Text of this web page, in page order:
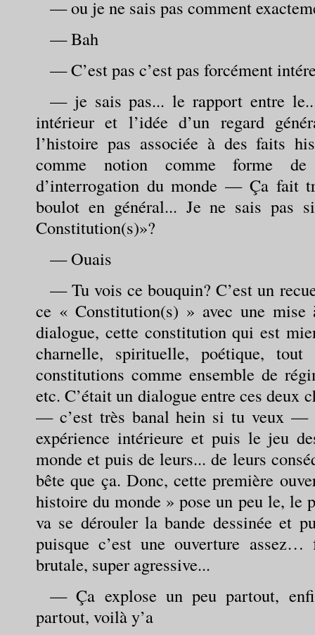
— ou je ne sais pas comment
— Bah
— C’est pas c’est pas forcément
— je sais pas... le rapport entre
intérieur et l’idée d’un regard
l’histoire pas associée à des faits
comme notion comme forme
d’interrogation du monde — Ça fait
boulot en général... Je ne sais pas
Constitution(s)»?
— Ouais
— Tu vois ce bouquin? C’est un
ce « Constitution(s) » avec une
dialogue, cette constitution qui est
charnelle, spirituelle, poétique,
constitutions comme ensemble de
etc. C’était un dialogue entre ces deux
— c’est très banal hein si tu veux —
expérience intérieure et puis le jeu
monde et puis de leurs... de leurs
bête que ça. Donc, cette première
histoire du monde » pose un peu le, le
va se dérouler la bande dessinée et
puisque c’est une ouverture
brutale, super agressive...
— Ça explose un peu partout,
partout, voilà y’a